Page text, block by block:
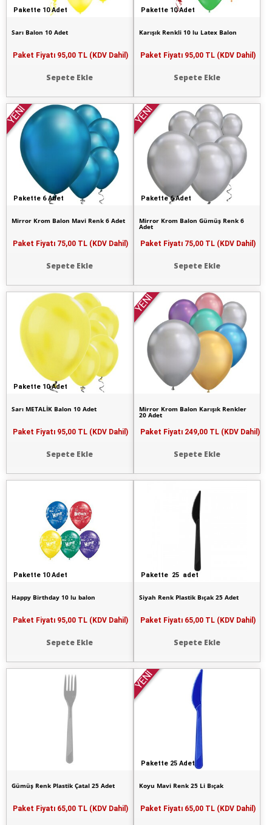
Pakette 10 Adet
Sarı Balon 10 Adet
Paket Fiyatı 95,00 TL (KDV Dahil)
Sepete Ekle
Pakette 10 Adet
Karışık Renkli 10 lu Latex Balon
Paket Fiyatı 95,00 TL (KDV Dahil)
Sepete Ekle
Pakette 6 Adet
YENİ
Mirror Krom Balon Mavi Renk 6 Adet
Paket Fiyatı 75,00 TL (KDV Dahil)
Sepete Ekle
Pakette 6 Adet
YENİ
Mirror Krom Balon Gümüş Renk 6
Adet
Paket Fiyatı 75,00 TL (KDV Dahil)
Sepete Ekle
Pakette 10 Adet
Sarı METALİK Balon 10 Adet
Paket Fiyatı 95,00 TL (KDV Dahil)
Sepete Ekle
YENİ
Mirror Krom Balon Karışık Renkler
20 Adet
Paket Fiyatı 249,00 TL (KDV Dahil)
Sepete Ekle
Pakette 10 Adet
Happy Birthday 10 lu balon
Paket Fiyatı 95,00 TL (KDV Dahil)
Sepete Ekle
Pakette 25 adet
Siyah Renk Plastik Bıçak 25 Adet
Paket Fiyatı 65,00 TL (KDV Dahil)
Sepete Ekle
Gümüş Renk Plastik Çatal 25 Adet
Paket Fiyatı 65,00 TL (KDV Dahil)
Pakette 25 Adet
YENİ
Koyu Mavi Renk 25 Li Bıçak
Paket Fiyatı 65,00 TL (KDV Dahil)